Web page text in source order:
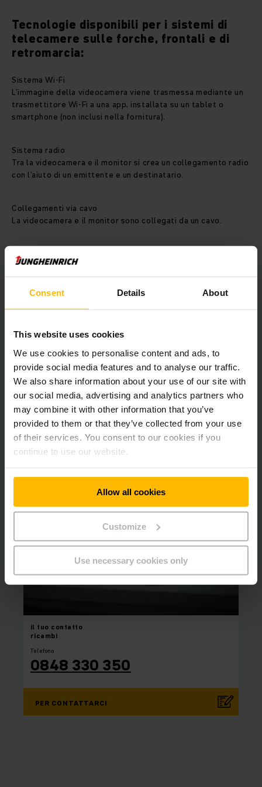
Consent Details About
This website uses cookies
We use cookies to personalise content and ads, to
provide social media features and to analyse our traffic.
We also share information about your use of our site with
our social media, advertising and analytics partners who
may combine it with other information that you’ve
provided to them or that they’ve collected from your use
of their services. You consent to our cookies if you
continue to use our website.
Allow all cookies
Customize
Use necessary cookies only
Tecnologie disponibili per i sistemi di
telecamere sulle forche, frontali e di
retromarcia:
Sistema Wi-Fi
L’immagine della videocamera viene trasmessa mediante un
trasmettitore Wi-Fi a una app, installata su un tablet o
smartphone (non inclusi nella fornitura).
Sistema radio
Tra la videocamera e il monitor si crea un collegamento radio
con l’aiuto di un emittente e un destinatario.
Collegamenti via cavo
La videocamera e il monitor sono collegati da un cavo.
Sistema radio integrato
L’emittente è integrata direttamente nella videocamera e il
ricevitore nel monitor.
I nostri tecnici del servizio assistenza Jungheinrich
da voi dopo l’ordine.
Sistemi di telecamere
Jungheinrich
PDF(1.7 MB)
il tuo contatto
ricambi
Telefono
0848 330 350
PER CONTATTARCI